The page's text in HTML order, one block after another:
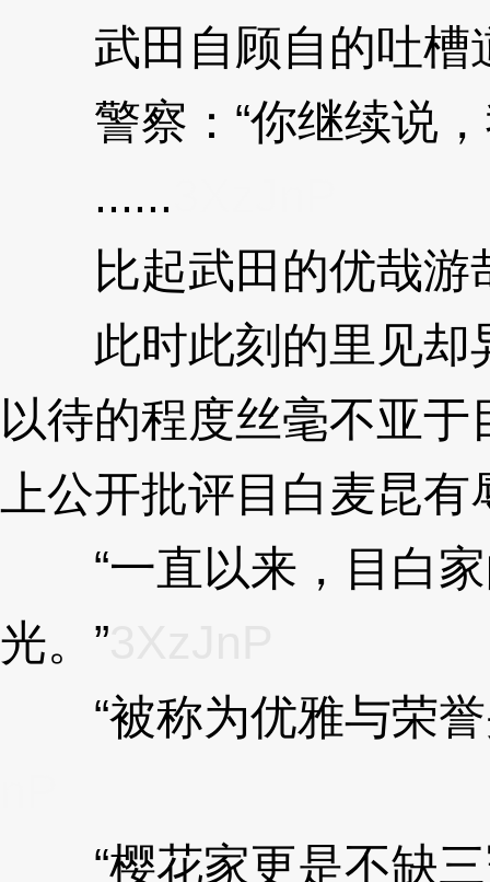
武田自顾自的吐槽
警察：“你继续说，
......
比起武田的优哉游
此时此刻的里见却
以待的程度丝毫不亚
上公开批评目白麦昆
“一直以来，目白家
光。”
“被称为优雅与荣誉
“樱花家更是不缺三